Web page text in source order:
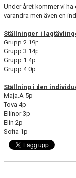
KONTAKT
MEDLEMSANMÄLAN
Under året kommer vi
varandra men även en
Ställningen i
Grupp 2 19p
Grupp 3 14p
Grupp 1 4p
Grupp 4 0p
Ställning i den
Maja.A 5p
Tova 4p
Ellinor 3p
Elin 2p
Sofia 1p